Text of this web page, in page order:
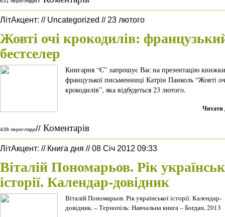
ЛітАкцент: // Uncategorized // 23 лютого
Жовті очі крокодилів:
бестселер
Книгарня “Є” запрошує Вас на презентацію книжки
французької письменниці Катрін Панколь “Жовті
крокодилів”, яка відбудеться 23 лютого.
Читати
438 перегляди// Коментарів
ЛітАкцент: // Книга дня //08 Січ 2012 09:33
Віталій Пономарьов. Рік
історії. Календар-довідник
Віталій Пономарьов. Рік української історії. Календар-
довідник. – Тернопіль: Навчальна книга – Богдан, 2013